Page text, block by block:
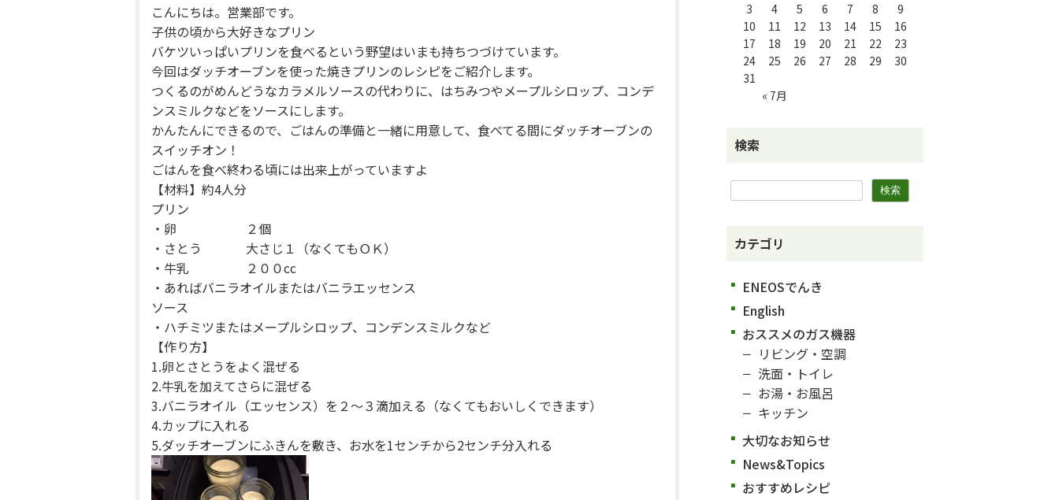
こんにちは。営業部です。
子供の頃から大好きなプリン
バケツいっぱいプリンを食べるという野望はいまも持ちつづけています。
今回はダッチオーブンを使った焼きプリンのレシピをご紹介します。
つくるのがめんどうなカラメルソースの代わりに、はちみつやメープルシロップ、コンデ
ンスミルクなどをソースにします。
かんたんにできるので、ごはんの準備と一緒に用意して、食べてる間にダッチオーブンの
スイッチオン！
ごはんを食べ終わる頃には出来上がっていますよ
【材料】約4人分
プリン
・卵 ２個
・さとう 大さじ１（なくてもＯＫ）
・牛乳 ２００cc
・あればバニラオイルまたはバニラエッセンス
ソース
・ハチミツまたはメープルシロップ、コンデンスミルクなど
【作り方】
1.卵とさとうをよく混ぜる
2.牛乳を加えてさらに混ぜる
3.バニラオイル（エッセンス）を２～３滴加える（なくてもおいしくできます）
4.カップに入れる
5.ダッチオーブンにふきんを敷き、お水を1センチから2センチ分入れる
« 7月
3
4 5 6 7 8
9
10
11 12 13 14 15
16
17
18 19 20 21 22
23
24
25 26 27 28 29
30
31
検索
カテゴリ
ENEOSでんき
English
おススメのガス機器
リビング・空調
洗面・トイレ
お湯・お風呂
キッチン
大切なお知らせ
News&Topics
おすすめレシピ